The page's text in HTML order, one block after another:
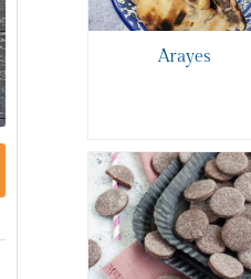
Arayes